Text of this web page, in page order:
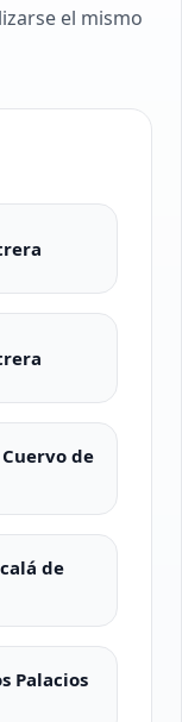
el mismo
de
de
Palacios